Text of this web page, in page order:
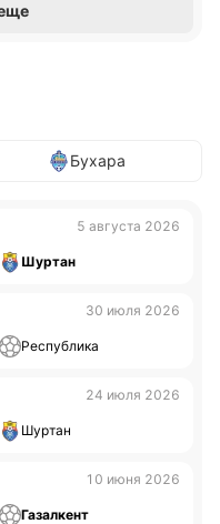
Бухара
5 августа 2026
Шуртан
30 июля 2026
Республика
24 июля 2026
Шуртан
10 июня 2026
Газалкент